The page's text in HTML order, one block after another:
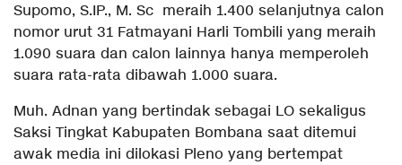
Supomo, S.IP., M. Sc meraih 1.400 selanjutnya calon
nomor urut 31 Fatmayani Harli Tombili yang meraih
1.090 suara dan calon lainnya hanya memperoleh
suara rata-rata dibawah 1.000 suara.
Muh. Adnan yang bertindak sebagai LO sekaligus
Saksi Tingkat Kabupaten Bombana saat ditemui
awak media ini dilokasi Pleno yang bertempat